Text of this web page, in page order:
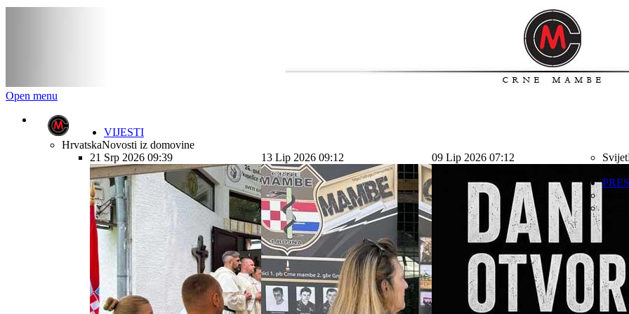
Open menu
VIJESTI
HrvatskaNovosti iz domovine
21 Srp 2026 09:39
13 Lip 2026 09:12 09 Lip 2026 07:12 Svijet